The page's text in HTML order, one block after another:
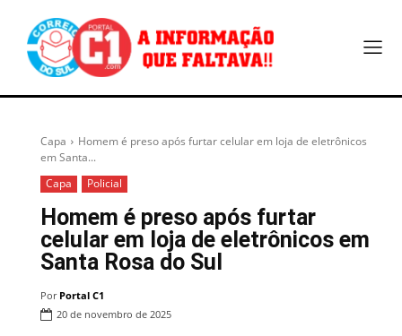
Capa
Homem é preso após furtar celular em loja de eletrônicos
em Santa...
Capa
Policial
Homem é preso após furtar
celular em loja de eletrônicos em
Santa Rosa do Sul
Por Portal C1
20 de novembro de 2025